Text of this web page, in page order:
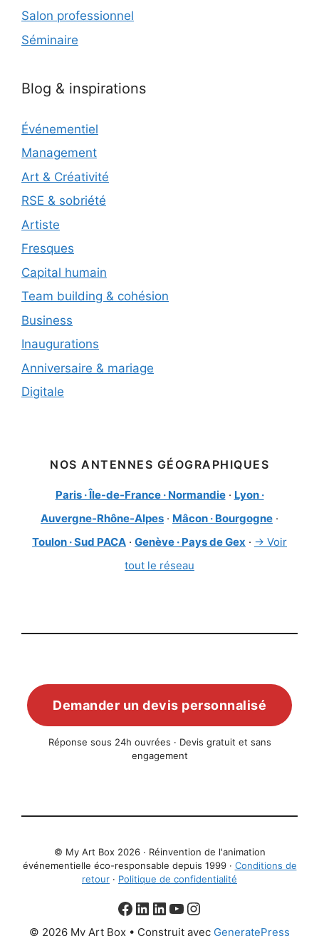
Salon professionnel
Séminaire
Blog & inspirations
Événementiel
Management
Art & Créativité
RSE & sobriété
Artiste
Fresques
Capital humain
Team building & cohésion
Business
Inaugurations
Anniversaire & mariage
Digitale
NOS ANTENNES GÉOGRAPHIQUES
Paris · Île-de-France · Normandie· Lyon ·
Auvergne-Rhône-Alpes · Mâcon · Bourgogne ·
Toulon · Sud PACA · Genève · Pays de Gex · → Voir
tout le réseau
Demander un devis personnalisé
Réponse sous 24h ouvrées · Devis gratuit et sans
engagement
© My Art Box 2026 · Réinvention de l'animation
événementielle éco-responsable depuis 1999 · Conditions de
retour · Politique de confidentialité
Facebook
aNa LinkedIn
Christophe LinkedIn
YouTube
Instagram
© 2026 My Art Box • Construit avec GeneratePress